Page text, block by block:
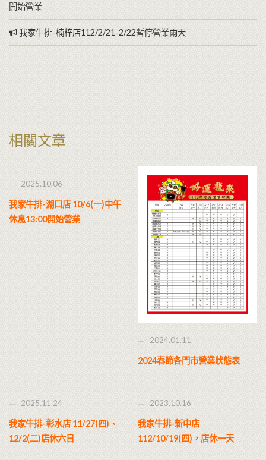
開始營業
我家牛排-楠梓店112/2/21-2/22暫停營業兩天
相關文章
2025.10.06
我家牛排-湖口店 10/6(一)中午
休息13:00開始營業
2024.01.11
2024春節各門市營業狀態表
2025.11.24
我家牛排-彰水店 11/27(四)、
12/2(二)店休六日
2023.10.16
我家牛排-新中店
112/10/19(四)，店休一天